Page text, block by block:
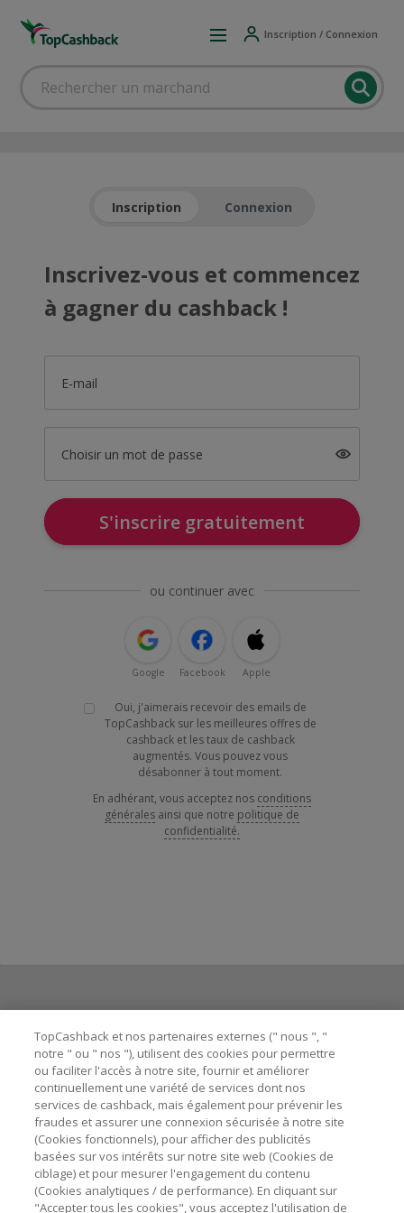
Inscription / Connexion
Inscription Connexion
Inscrivez-vous et commencez
à gagner du cashback !
E-mail
Choisir un mot de passe
S'inscrire gratuitement
ou continuer avec
Google Facebook Apple
Oui, j'aimerais recevoir des emails de
TopCashback sur les meilleures offres de
cashback et les taux de cashback
augmentés. Vous pouvez vous
désabonner à tout moment.
En adhérant, vous acceptez nos conditions
générales ainsi que notre politique de
confidentialité.
Besoin d'aide ?
Astuces pour économiser
A propos de
Contactez-nous
TopCashback et nos partenaires externes (" nous ", "
notre " ou " nos "), utilisent des cookies pour permettre
ou faciliter l'accès à notre site, fournir et améliorer
continuellement une variété de services dont nos
services de cashback, mais également pour prévenir les
fraudes et assurer une connexion sécurisée à notre site
(Cookies fonctionnels), pour afficher des publicités
basées sur vos intérêts sur notre site web (Cookies de
ciblage) et pour mesurer l'engagement du contenu
(Cookies analytiques / de performance). En cliquant sur
"Accepter tous les cookies", vous acceptez l'utilisation de